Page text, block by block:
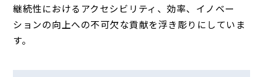
継続性におけるアクセシビリティ、効率、イノベー
ションの向上への不可欠な貢献を浮き彫りにしていま
す。